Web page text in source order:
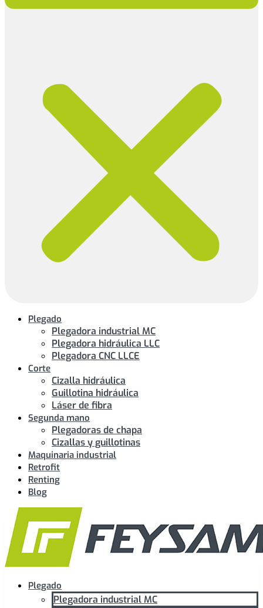
Plegado
Plegadora industrial MC
Plegadora hidráulica LLC
Plegadora CNC LLCE
Corte
Cizalla hidráulica
Guillotina hidráulica
Láser de fibra
Segunda mano
Plegadoras de chapa
Cizallas y guillotinas
Maquinaria industrial
Retrofit
Renting
Blog
Plegado
Plegadora industrial MC